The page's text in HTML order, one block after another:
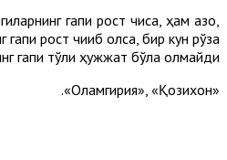
гапи рост чиқса, ҳам қазо,
рост чиқиб қолса, бир кун рўза
гапи тўлиқ ҳужжат бўла олмайди.
«Оламгирия», «Қозихон».